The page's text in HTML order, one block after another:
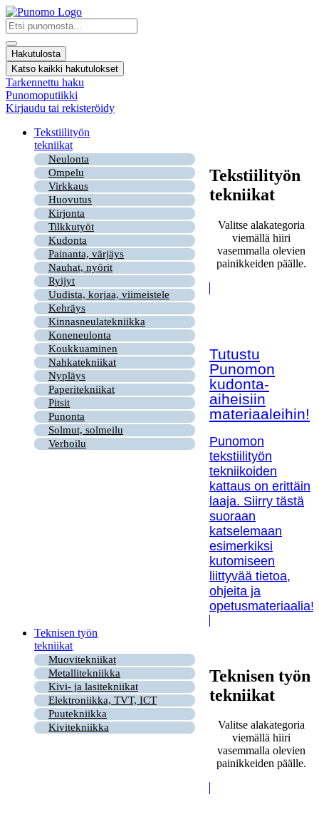
Mene
sisältöön
Search
...
Hakutulosta
Katso kaikki hakutulokset
Tarkennettu haku
Punomoputiikki
Kirjaudu tai rekisteröidy
Tekstiilityön
tekniikat
Neulonta
Ompelu
Virkkaus
Huovutus
Kirjonta
Tilkkutyöt
Kudonta
Painanta, värjäys
Nauhat, nyörit
Ryijyt
Uudista, korjaa, viimeistele
Kehräys
Kinnasneulatekniikka
Koneneulonta
Koukkuaminen
Nahkatekniikat
Nypläys
Paperitekniikat
Pitsit
Punonta
Solmut, solmeilu
Verhoilu
Tekstiilityön
tekniikat
Valitse alakategoria
viemällä hiiri
vasemmalla olevien
painikkeiden päälle.
Tutustu
Punomon
kudonta-
aiheisiin
materiaaleihin!
Punomon
tekstiilityön
tekniikoiden
kattaus on erittäin
laaja. Siirry tästä
suoraan
katselemaan
esimerkiksi
kutomiseen
liittyvää tietoa,
ohjeita ja
opetusmateriaalia!
Teknisen työn
tekniikat
Muovitekniikat
Metallitekniikka
Kivi- ja lasitekniikat
Elektroniikka, TVT, ICT
Puutekniikka
Kivitekniikka
Teknisen työn
tekniikat
Valitse alakategoria
viemällä hiiri
vasemmalla olevien
painikkeiden päälle.